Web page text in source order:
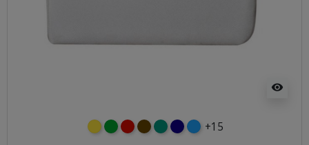
visibility
żółtyzielonyczerwony
czekoladowy
turkusowy
granatowy
niebieski
+15